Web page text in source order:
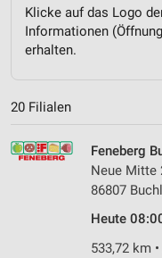
Klicke auf das Logo
Informationen
erhalten.
20 Filialen
Feneberg
Neue Mitte
86807
Heute
533,72 km